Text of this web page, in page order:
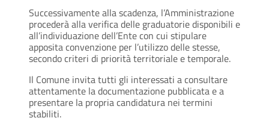
Successivamente alla scadenza, l’Amministrazione
procederà alla verifica delle graduatorie disponibili e
all’individuazione dell’Ente con cui stipulare
apposita convenzione per l’utilizzo delle stesse,
secondo criteri di priorità territoriale e temporale.
Il Comune invita tutti gli interessati a consultare
attentamente la documentazione pubblicata e a
presentare la propria candidatura nei termini
stabiliti.